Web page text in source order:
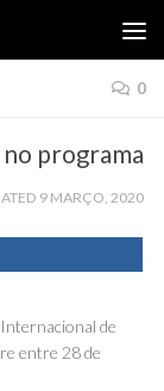
0
programa
9 MARÇO, 2020
de
entre 28 de